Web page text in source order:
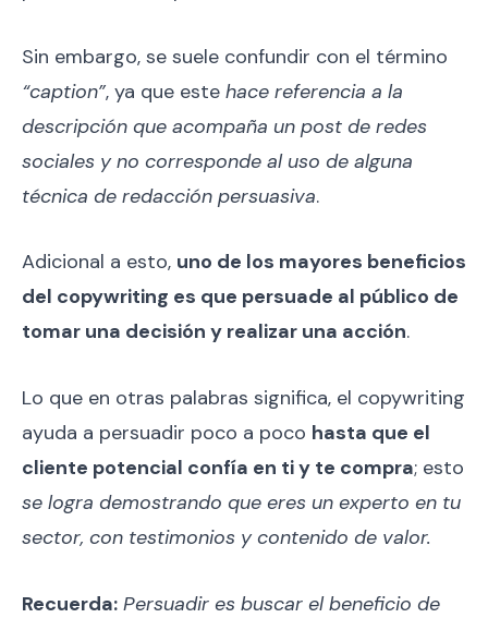
Sin embargo, se suele confundir con el término
“caption”, ya que este hace referencia a la
descripción que acompaña un post de redes
sociales y no corresponde al uso de alguna
técnica de redacción persuasiva.
Adicional a esto, uno de los mayores beneficios
del copywriting es que persuade al público de
tomar una decisión y realizar una acción.
Lo que en otras palabras significa, el copywriting
ayuda a persuadir poco a poco hasta que el
cliente potencial confía en ti y te compra; esto
se logra demostrando que eres un experto en tu
sector, con testimonios y contenido de valor.
Recuerda: Persuadir es buscar el beneficio de